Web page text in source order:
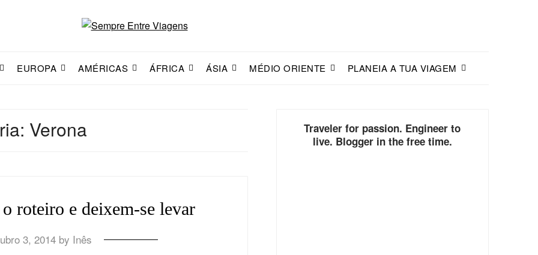
EUROPA AMÉRICAS ÁFRICA ÁSIA MÉDIO ORIENTE PLANEIA A TUA VIAGEM
Verona
roteiro e deixem-se levar
3, 2014 by Inês
Traveler for passion. Engineer to
live. Blogger in the free time.